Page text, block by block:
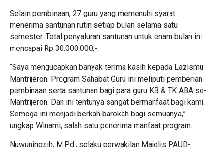
Selain pembinaan, 27 guru yang memenuhi syarat
menerima santunan rutin setiap bulan selama satu
semester. Total penyaluran santunan untuk enam bulan ini
mencapai Rp 30.000.000,-.
“Saya mengucapkan banyak terima kasih kepada Lazismu
Mantrijeron. Program Sahabat Guru ini meliputi pemberian
pembinaan serta santunan bagi para guru KB & TK ABA se-
Mantrijeron. Dan ini tentunya sangat bermanfaat bagi kami.
Semoga ini menjadi berkah barokah bagi semuanya,”
ungkap Winarni, salah satu penerima manfaat program.
Nuwuningsih, M.Pd., selaku perwakilan Majelis PAUD-